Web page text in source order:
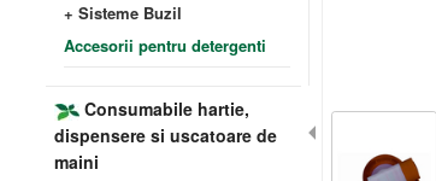
+ Sisteme Buzil
Accesorii pentru detergenti
Consumabile hartie,
dispensere si uscatoare de
maini